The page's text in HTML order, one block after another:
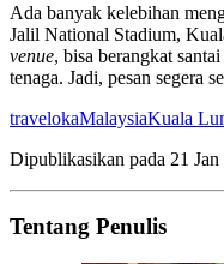
Ada banyak kelebihan
Jalil National Stadium,
venue, bisa berangkat
tenaga. Jadi, pesan segera
travelokaMalaysiaKuala
Dipublikasikan pada 21
Tentang Penulis